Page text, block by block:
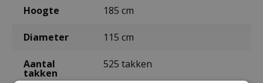
Hoogte 185 cm
Diameter 115 cm
Aantal
takken
525 takken